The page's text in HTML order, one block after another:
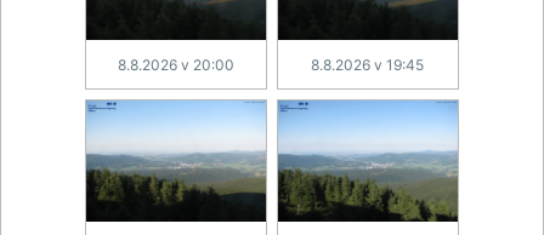
8.8.2026 v 20:00 8.8.2026 v 19:45